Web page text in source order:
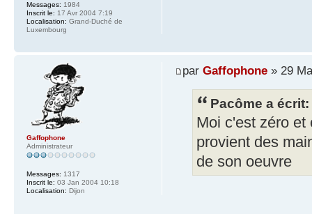
Messages: 1984
Inscrit le: 17 Avr 2004 7:19
Localisation: Grand-Duché de
Luxembourg
par Gaffophone» 29
Pacôme a écrit:
Moi c'est zéro et
provient des
de son oeuvre
Gaffophone
Administrateur
Messages: 1317
Inscrit le: 03 Jan 2004 10:18
Localisation: Dijon